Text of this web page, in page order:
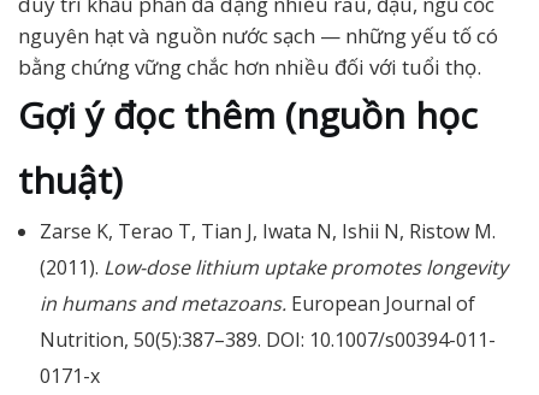
nguyên hạt và nguồn nước sạch — những yếu tố có
bằng chứng vững chắc hơn nhiều đối với tuổi thọ.
Gợi ý đọc thêm (nguồn học
thuật)
Zarse K, Terao T, Tian J, Iwata N, Ishii N, Ristow M.
(2011). Low-dose lithium uptake promotes longevity
in humans and metazoans. European Journal of
Nutrition, 50(5):387–389. DOI: 10.1007/s00394-011-
0171-x